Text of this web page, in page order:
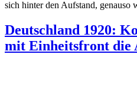
sich hinter den Aufstand,
Deutschland 1920:
mit Einheitsfront die